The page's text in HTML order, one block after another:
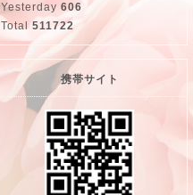
Yesterday 606
Total511722
携帯サイト